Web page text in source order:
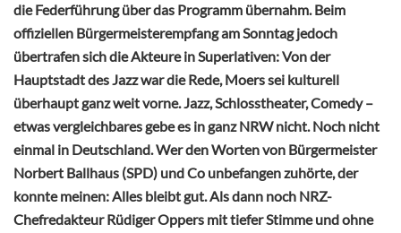
die Federführung über das Programm übernahm. Beim
offiziellen Bürgermeisterempfang am Sonntag jedoch
übertrafen sich die Akteure in Superlativen: Von der
Hauptstadt des Jazz war die Rede, Moers sei kulturell
überhaupt ganz weit vorne. Jazz, Schlosstheater, Comedy –
etwas vergleichbares gebe es in ganz NRW nicht. Noch nicht
einmal in Deutschland. Wer den Worten von Bürgermeister
Norbert Ballhaus (SPD) und Co unbefangen zuhörte, der
konnte meinen: Alles bleibt gut. Als dann noch NRZ-
Chefredakteur Rüdiger Oppers mit tiefer Stimme und ohne